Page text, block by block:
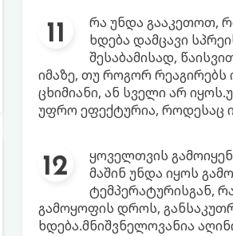
რა უნდა გააკეთოთ,
ხდება დამცავი
შესაბამისად,
იმაზე, თუ როგორ რეაგირებს
ცხიმიანი, ან სველი არ
უფრო ეფექტურია, როდესაც
ყოველთვის
მაშინ უნდა იყოს
ტემპერატურისგან,
გამოყოფის დროს,
ხდება.მნიშვნელოვანია